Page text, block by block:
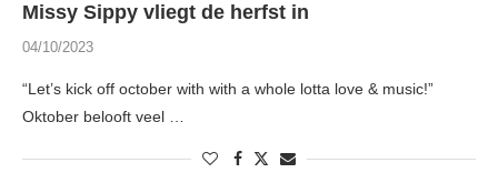
Missy Sippy vliegt de herfst in
04/10/2023
“Let’s kick off october with with a whole lotta love & music!”
Oktober belooft veel …